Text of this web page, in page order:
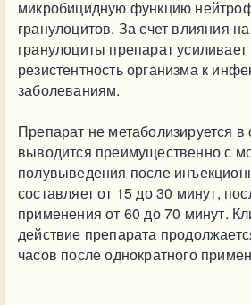
микробицидную функцию
гранулоцитов. За счет влияния
гранулоциты препарат
резистентность организма к
заболеваниям.
Препарат не метаболизируется в
выводится преимущественно с
полувыведения после
составляет от 15 до 30 минут,
применения от 60 до 70 минут.
действие препарата
часов после однократного